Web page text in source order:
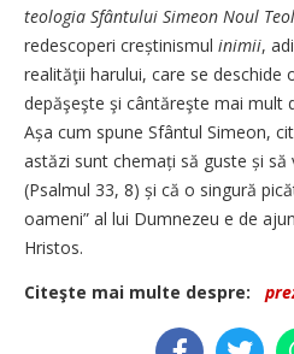
teologia Sfântului Simeon Noul
redescoperi crești­nis­mul inimii,
realităţii harului, care se deschide
depăşeşte şi cântăreşte mai mult
Așa cum spune Sfântul Simeon,
astăzi sunt chemați să guste și să
(Psalmul 33, 8) și că o singură
oameni” al lui Dumnezeu e de
Hristos.
Citeşte mai multe despre: